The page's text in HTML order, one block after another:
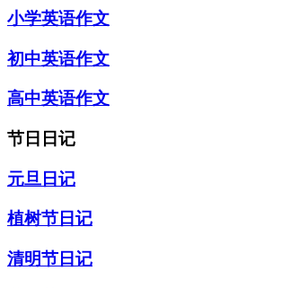
小学英语作文
初中英语作文
高中英语作文
节日日记
元旦日记
植树节日记
清明节日记